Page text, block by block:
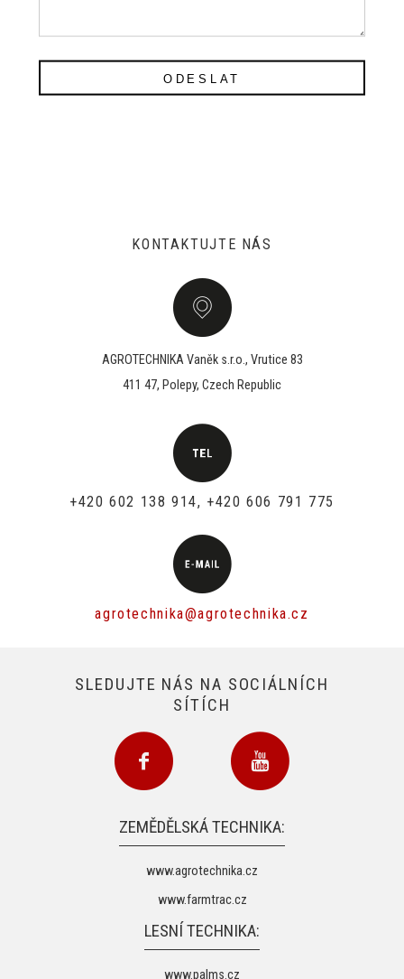
ODESLAT
KONTAKTUJTE NÁS
AGROTECHNIKA Vaněk s.r.o., Vrutice 83
411 47, Polepy, Czech Republic
+420 602 138 914, +420 606 791 775
agrotechnika@agrotechnika.cz
SLEDUJTE NÁS NA SOCIÁLNÍCH
SÍTÍCH
ZEMĚDĚLSKÁ TECHNIKA:
www.agrotechnika.cz
www.farmtrac.cz
LESNÍ TECHNIKA:
www.palms.cz